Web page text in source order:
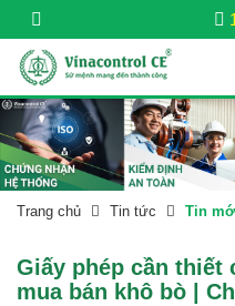
Trang chủ Tin tức Tin
Giấy phép cần thiết
mua bán khô bò |